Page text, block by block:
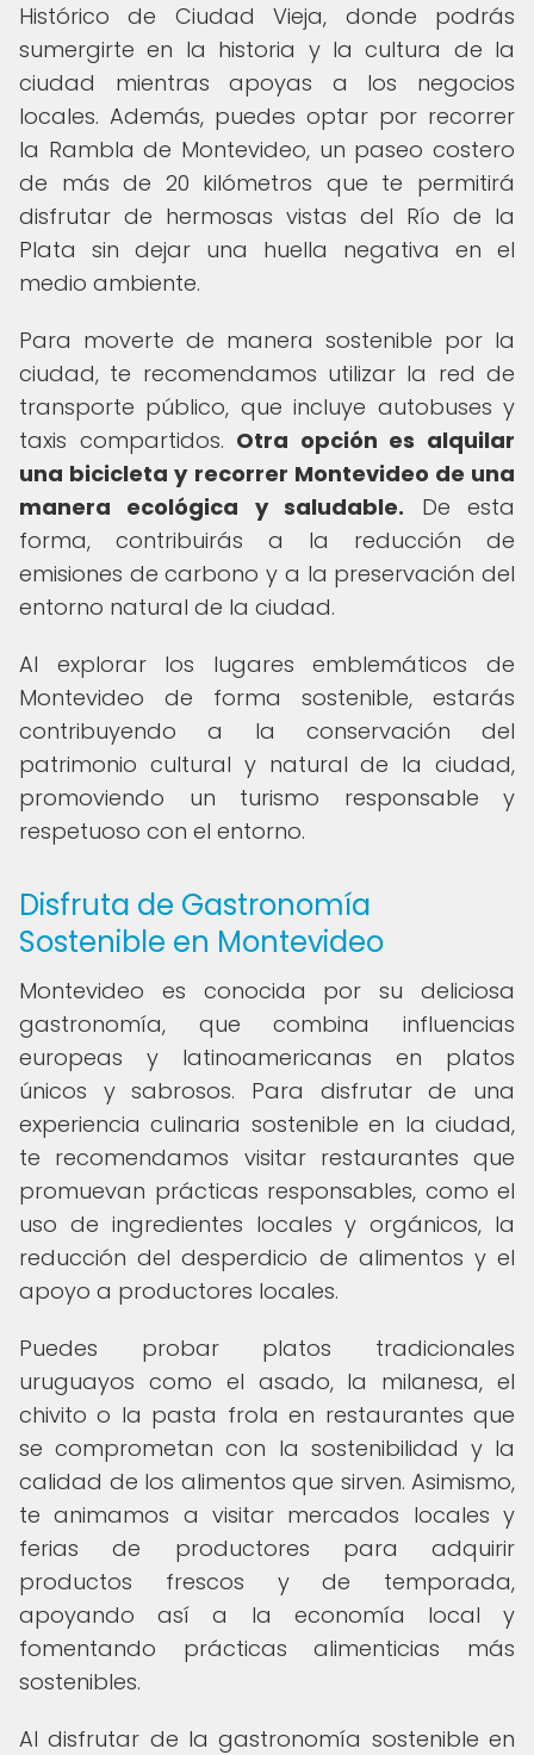
Histórico de Ciudad Vieja, donde podrás
sumergirte en la historia y la cultura de la
ciudad mientras apoyas a los negocios
locales. Además, puedes optar por recorrer
la Rambla de Montevideo, un paseo costero
de más de 20 kilómetros que te permitirá
disfrutar de hermosas vistas del Río de la
Plata sin dejar una huella negativa en el
medio ambiente.
Para moverte de manera sostenible por la
ciudad, te recomendamos utilizar la red de
transporte público, que incluye autobuses y
taxis compartidos. Otra opción es alquilar
una bicicleta y recorrer Montevideo de una
manera ecológica y saludable. De esta
forma, contribuirás a la reducción de
emisiones de carbono y a la preservación del
entorno natural de la ciudad.
Al explorar los lugares emblemáticos de
Montevideo de forma sostenible, estarás
contribuyendo a la conservación del
patrimonio cultural y natural de la ciudad,
promoviendo un turismo responsable y
respetuoso con el entorno.
Disfruta de Gastronomía
Sostenible en Montevideo
Montevideo es conocida por su deliciosa
gastronomía, que combina influencias
europeas y latinoamericanas en platos
únicos y sabrosos. Para disfrutar de una
experiencia culinaria sostenible en la ciudad,
te recomendamos visitar restaurantes que
promuevan prácticas responsables, como el
uso de ingredientes locales y orgánicos, la
reducción del desperdicio de alimentos y el
apoyo a productores locales.
Puedes probar platos tradicionales
uruguayos como el asado, la milanesa, el
chivito o la pasta frola en restaurantes que
se comprometan con la sostenibilidad y la
calidad de los alimentos que sirven. Asimismo,
te animamos a visitar mercados locales y
ferias de productores para adquirir
productos frescos y de temporada,
apoyando así a la economía local y
fomentando prácticas alimenticias más
sostenibles.
Al disfrutar de la gastronomía sostenible en